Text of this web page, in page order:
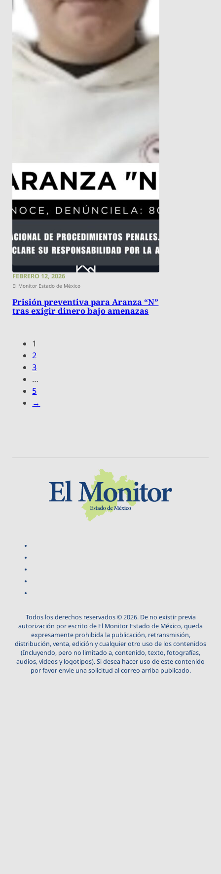
FEBRERO 12, 2026
El Monitor Estado de México
Prisión preventiva para Aranza “N”
tras exigir dinero bajo amenazas
1
2
3
…
5
→
Todos los derechos reservados © 2026. De no existir previa
autorización por escrito de El Monitor Estado de México, queda
expresamente prohibida la publicación, retransmisión,
distribución, venta, edición y cualquier otro uso de los contenidos
(Incluyendo, pero no limitado a, contenido, texto, fotografías,
audios, videos y logotipos). Si desea hacer uso de este contenido
por favor envie una solicitud al correo arriba publicado.